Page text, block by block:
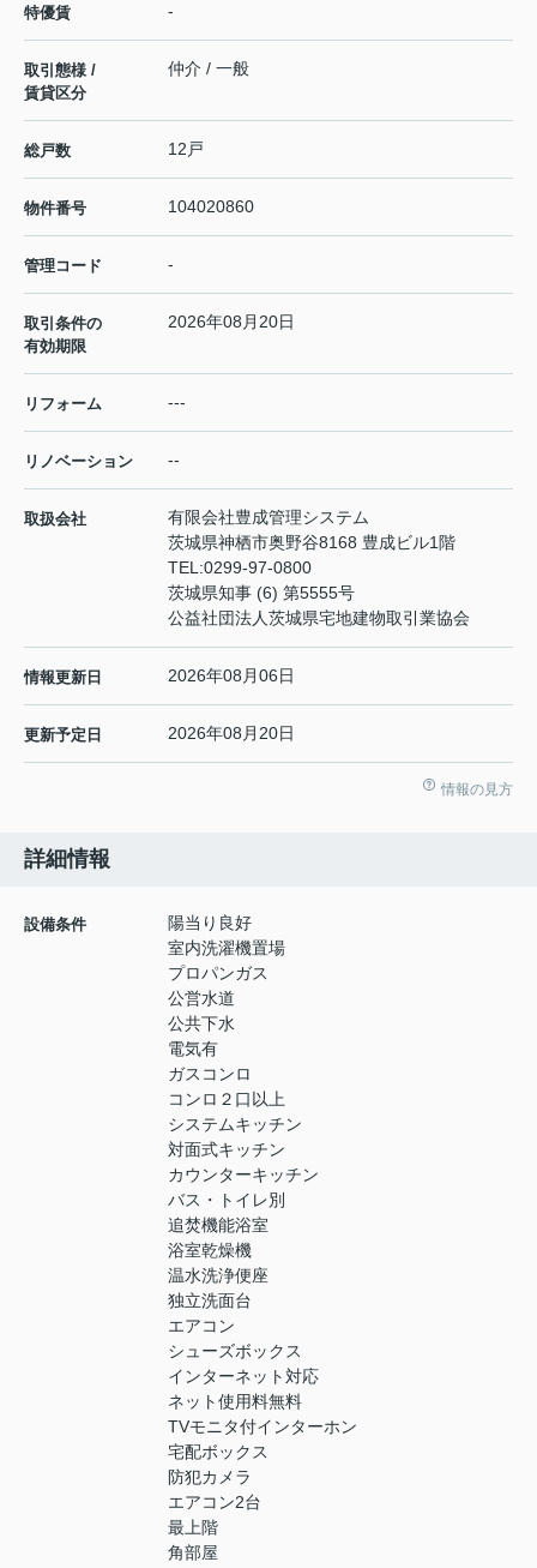
特優賃 -
取引態様 /
賃貸区分
仲介 / 一般
総戸数 12戸
物件番号 104020860
管理コード -
取引条件の
有効期限
2026年08月20日
リフォーム ---
リノベーション --
取扱会社
有限会社豊成管理システム
茨城県神栖市奥野谷8168 豊成ビル1階
TEL:0299-97-0800
茨城県知事 (6) 第5555号
公益社団法人茨城県宅地建物取引業協会
情報更新日 2026年08月06日
更新予定日 2026年08月20日
情報の見方
詳細情報
設備条件
陽当り良好
室内洗濯機置場
プロパンガス
公営水道
公共下水
電気有
ガスコンロ
コンロ２口以上
システムキッチン
対面式キッチン
カウンターキッチン
バス・トイレ別
追焚機能浴室
浴室乾燥機
温水洗浄便座
独立洗面台
エアコン
シューズボックス
インターネット対応
ネット使用料無料
TVモニタ付インターホン
宅配ボックス
防犯カメラ
エアコン2台
最上階
角部屋